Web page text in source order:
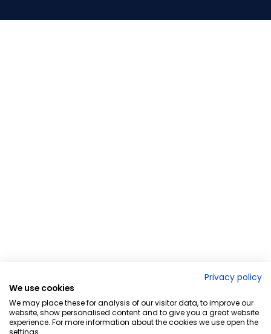
Privacy policy
We use cookies
We may place these for analysis of our visitor data, to improve our
website, show personalised content and to give you a great website
experience. For more information about the cookies we use open the
settings.